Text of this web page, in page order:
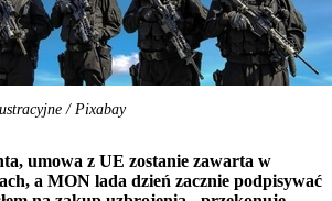
/ Pixabay
umowa z UE zostanie zawarta w
a MON lada dzień zacznie podpisywać